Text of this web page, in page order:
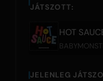
JÁTSZOTT:
HOT
JELENLEG